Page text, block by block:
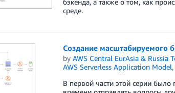
бэкенда, а также о том, как
среде.
Создание масштабируемого
by AWS Central EurAsia & Russia
AWS Serverless Application Model,
В первой части этой серии